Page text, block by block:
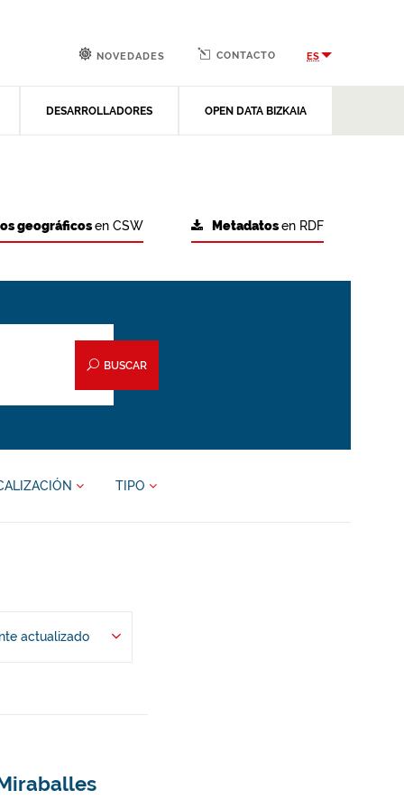
DESARROLLADORES OPEN DATA BIZKAIA
NOVEDADES CONTACTO ES
Metadatosen RDF
geográficosen CSW
BUSCAR
TIPO
actualizado